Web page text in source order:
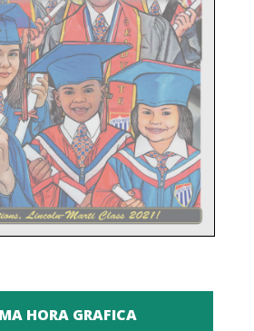
HORA GRAFICA